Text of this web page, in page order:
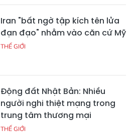
Iran "bất ngờ tập kích tên lửa
đạn đạo" nhằm vào căn cứ Mỹ
THẾ GIỚI
Động đất Nhật Bản: Nhiều
người nghi thiệt mạng trong
trung tâm thương mại
THẾ GIỚI